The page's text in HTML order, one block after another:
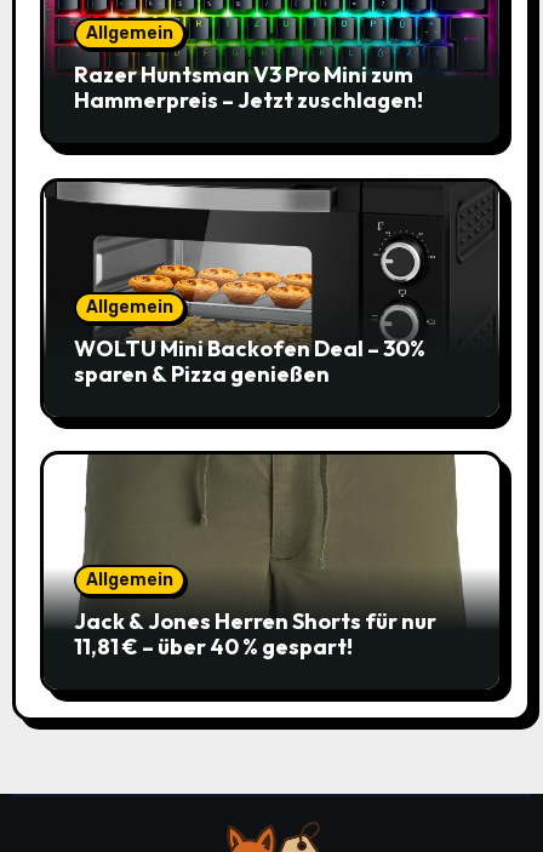
Allgemein
Razer Huntsman V3 Pro Mini zum
Hammerpreis – Jetzt zuschlagen!
Allgemein
WOLTU Mini Backofen Deal – 30%
sparen & Pizza genießen
Allgemein
Jack & Jones Herren Shorts für nur
11,81 € – über 40 % gespart!